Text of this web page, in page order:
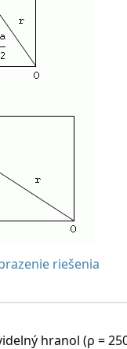
bloku treba
riešenia
hranol (ρ =